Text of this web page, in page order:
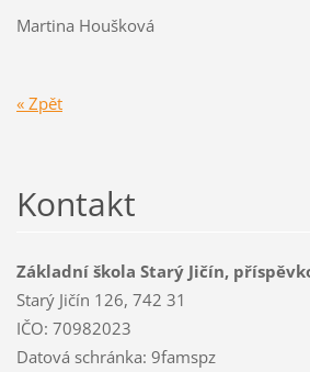
Martina Houšková
« Zpět
Kontakt
Základní škola Starý Jičín,
Starý Jičín 126, 742 31
IČO: 70982023
Datová schránka: 9famspz